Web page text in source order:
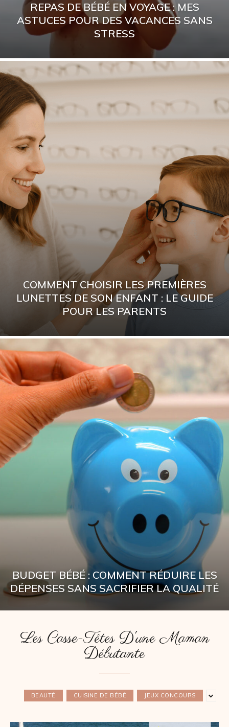
REPAS DE BÉBÉ EN VOYAGE : MES
ASTUCES POUR DES VACANCES SANS
STRESS
COMMENT CHOISIR LES PREMIÈRES
LUNETTES DE SON ENFANT : LE GUIDE
POUR LES PARENTS
BUDGET BÉBÉ : COMMENT RÉDUIRE LES
DÉPENSES SANS SACRIFIER LA QUALITÉ
Les Casse-Têtes D'une Maman
Débutante
BEAUTÉ CUISINE DE BÉBÉ JEUX CONCOURS